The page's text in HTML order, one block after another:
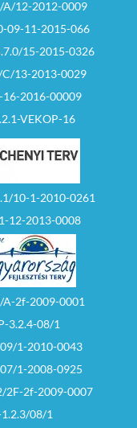
A/12-2012-0009
09-11-2015-066
15-2015-0326
C/13-2013-0029
16-2016-00009
VEKOP-16
10-1-2010-0261
12-2013-0008
A-2f-2009-0001
3.2.4-08/1
1-2010-0043
1-2008-0925
2F-2f-2009-0007
08/1